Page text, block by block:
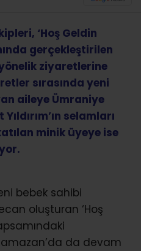
‘Hoş Geldin
gerçekleştirilen
ziyaretlerine
sırasında yeni
aileye Ümraniye
selamları
minik üyeye ise
bebek sahibi
oluşturan ‘Hoş
da devam